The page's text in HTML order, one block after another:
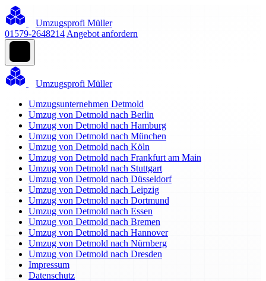
Umzugsprofi Müller
01579-2648214 Angebot anfordern
Umzugsprofi Müller
Umzugsunternehmen Detmold
Umzug von Detmold nach Berlin
Umzug von Detmold nach Hamburg
Umzug von Detmold nach München
Umzug von Detmold nach Köln
Umzug von Detmold nach Frankfurt am Main
Umzug von Detmold nach Stuttgart
Umzug von Detmold nach Düsseldorf
Umzug von Detmold nach Leipzig
Umzug von Detmold nach Dortmund
Umzug von Detmold nach Essen
Umzug von Detmold nach Bremen
Umzug von Detmold nach Hannover
Umzug von Detmold nach Nürnberg
Umzug von Detmold nach Dresden
Impressum
Datenschutz